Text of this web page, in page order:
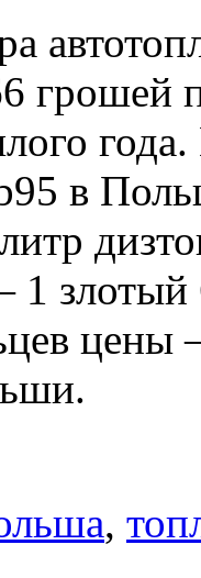
грошей
в
1
цены
,